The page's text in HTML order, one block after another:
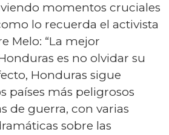
momentos cruciales
lo recuerda el activista
Melo: “La mejor
es no olvidar su
Honduras sigue
países más peligrosos
de guerra, con varias
sobre las